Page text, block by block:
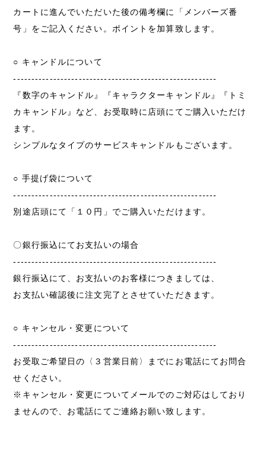
カートに進んでいただいた後の備考欄に「メンバーズ番
号」をご記入ください。ポイントを加算致します。
○ キャンドルについて
--------------------------------------------------------
『数字のキャンドル』『キャラクターキャンドル』『トミ
カキャンドル』など、お受取時に店頭にてご購入いただけ
ます。
シンプルなタイプのサービスキャンドルもございます。
○ 手提げ袋について
--------------------------------------------------------
別途店頭にて「１０円」でご購入いただけます。
〇銀行振込にてお支払いの場合
--------------------------------------------------------
銀行振込にて、お支払いのお客様につきましては、
お支払い確認後に注文完了とさせていただきます。
○ キャンセル・変更について
--------------------------------------------------------
お受取ご希望日の〈３営業日前〉までにお電話にてお問合
せください。
※キャンセル・変更についてメールでのご対応はしており
ませんので、お電話にてご連絡お願い致します。